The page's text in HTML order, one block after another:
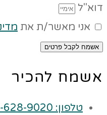
דוא"ל
אני מאשר/ת את
אשמח לקבל פרטים
אשמח להכיר
טלפון: 050-628-9020